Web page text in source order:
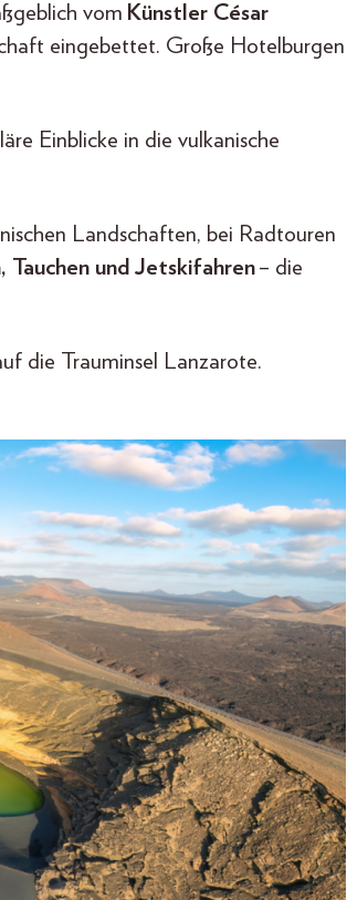
vom Künstler César
eingebettet. Große Hotelburgen
Einblicke in die vulkanische
Landschaften, bei Radtouren
Tauchen und Jetskifahren– die
die Trauminsel Lanzarote.